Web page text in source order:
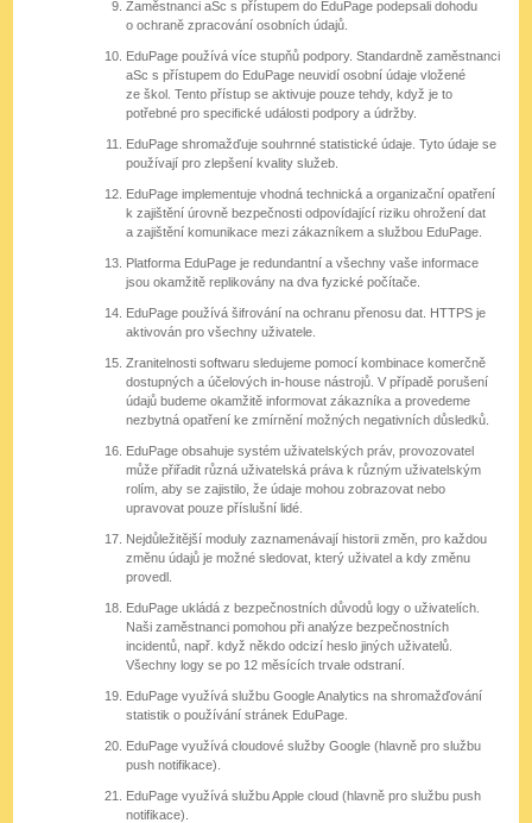
Zaměstnanci aSc s přístupem do EduPage podepsali dohodu
o ochraně zpracování osobních údajů.
EduPage používá více stupňů podpory. Standardně zaměstnanci
aSc s přístupem do EduPage neuvidí osobní údaje vložené
ze škol. Tento přístup se aktivuje pouze tehdy, když je to
potřebné pro specifické události podpory a údržby.
EduPage shromažďuje souhrnné statistické údaje. Tyto údaje se
používají pro zlepšení kvality služeb.
EduPage implementuje vhodná technická a organizační opatření
k zajištění úrovně bezpečnosti odpovídající riziku ohrožení dat
a zajištění komunikace mezi zákazníkem a službou EduPage.
Platforma EduPage je redundantní a všechny vaše informace
jsou okamžitě replikovány na dva fyzické počítače.
EduPage používá šifrování na ochranu přenosu dat. HTTPS je
aktivován pro všechny uživatele.
Zranitelnosti softwaru sledujeme pomocí kombinace komerčně
dostupných a účelových in-house nástrojů. V případě porušení
údajů budeme okamžitě informovat zákazníka a provedeme
nezbytná opatření ke zmírnění možných negativních důsledků.
EduPage obsahuje systém uživatelských práv, provozovatel
může přiřadit různá uživatelská práva k různým uživatelským
rolím, aby se zajistilo, že údaje mohou zobrazovat nebo
upravovat pouze příslušní lidé.
Nejdůležitější moduly zaznamenávají historii změn, pro každou
změnu údajů je možné sledovat, který uživatel a kdy změnu
provedl.
EduPage ukládá z bezpečnostních důvodů logy o uživatelích.
Naši zaměstnanci pomohou při analýze bezpečnostních
incidentů, např. když někdo odcizí heslo jiných uživatelů.
Všechny logy se po 12 měsících trvale odstraní.
EduPage využívá službu Google Analytics na shromažďování
statistik o používání stránek EduPage.
EduPage využívá cloudové služby Google (hlavně pro službu
push notifikace).
EduPage využívá službu Apple cloud (hlavně pro službu push
notifikace).